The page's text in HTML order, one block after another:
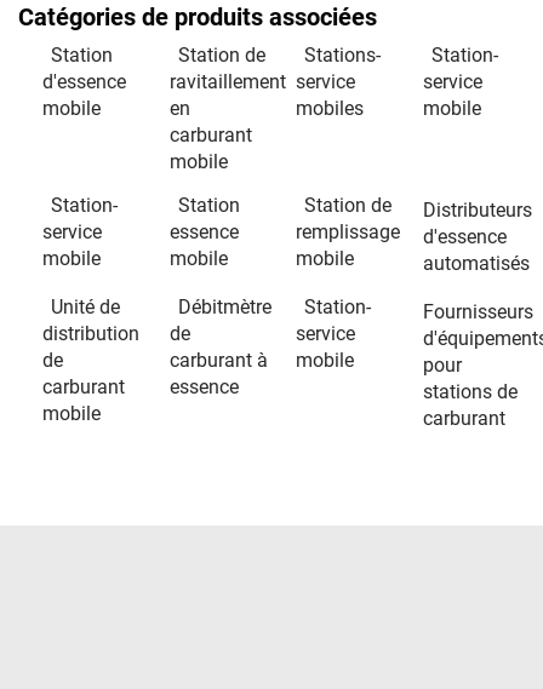
Catégories de produits associées
Station
d'essence
mobile
Station de
ravitaillement
en
carburant
mobile
Stations-
service
mobiles
Station-
service
mobile
Station-
service
mobile
Station
essence
mobile
Station de
remplissage
mobile
Distributeurs
d'essence
automatisés
Unité de
distribution
de
carburant
mobile
Débitmètre
de
carburant à
essence
Station-
service
mobile
Fournisseurs
pour
stations de
carburant